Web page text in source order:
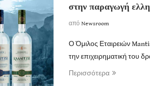
στην παραγωγή
από Newsroom
Ο Όμιλος Εταιρειών
την επιχειρηματική του
Περισσότερα